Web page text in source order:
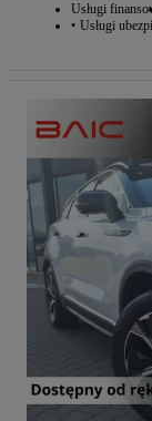
Usługi
Usługi